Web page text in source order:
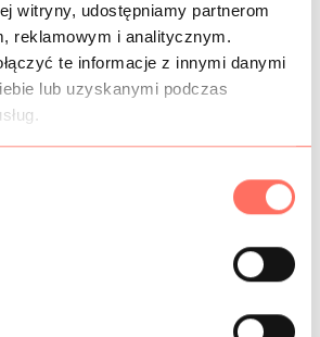
witryny, udostępniamy partnerom
reklamowym i analitycznym.
te informacje z innymi danymi
lub uzyskanymi podczas
gładka typu krepa. Kolor
gładka, miękka, plastyczna,
się.
syntetyczna dedykowana jest na: suknie,
spódnice, kombinezony itp.